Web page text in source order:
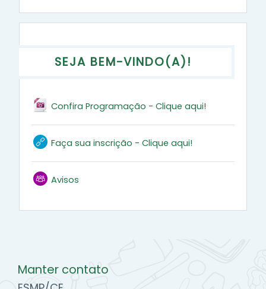
SEJA BEM-VINDO(A)!
Confira Programação - Clique aqui!Arquivo
Faça sua inscrição - Clique aqui!URL
AvisosFórum
Manter contato